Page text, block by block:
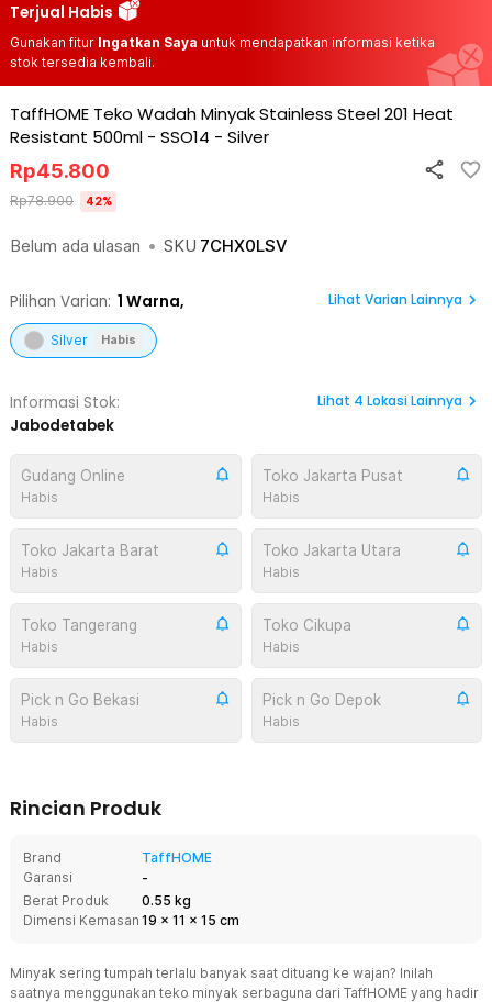
Terjual Habis
Gunakan fitur Ingatkan Saya untuk mendapatkan informasi ketika
stok tersedia kembali.
TaffHOME Teko Wadah Minyak Stainless Steel 201 Heat
Resistant 500ml - SSO14 - Silver
Belum ada ulasan • SKU 7CHX0LSV
Rp45.800
Rp78.900 42%
Pilihan Varian: 1 Warna, Lihat Varian Lainnya
Silver Habis
Informasi Stok:
Jabodetabek
Lihat 4 Lokasi Lainnya
Gudang Online
Habis
Toko Jakarta Pusat
Habis
Toko Jakarta Barat
Habis
Toko Jakarta Utara
Habis
Toko Tangerang
Habis
Toko Cikupa
Habis
Pick n Go Bekasi
Habis
Pick n Go Depok
Habis
Rincian Produk
Brand
TaffHOME
Garansi
-
Berat Produk
0.55 kg
Dimensi Kemasan 19 x 11 x 15 cm
Minyak sering tumpah terlalu banyak saat dituang ke wajan? Inilah
saatnya menggunakan teko minyak serbaguna dari TaffHOME yang hadir